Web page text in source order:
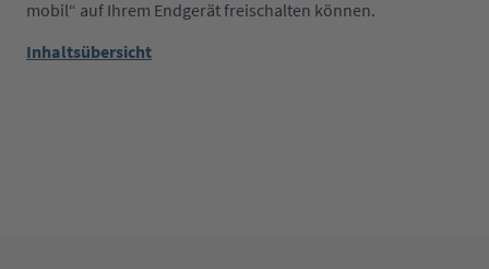
mobil“ auf Ihrem Endgerät freischalten können.
Inhaltsübersicht